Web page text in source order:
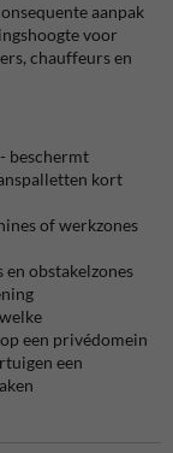
aanpak
voor
chauffeurs en
- beschermt
kort
of werkzones
obstakelzones
een privédomein
een